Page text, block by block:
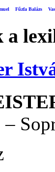
Fűzfa Balázs
–